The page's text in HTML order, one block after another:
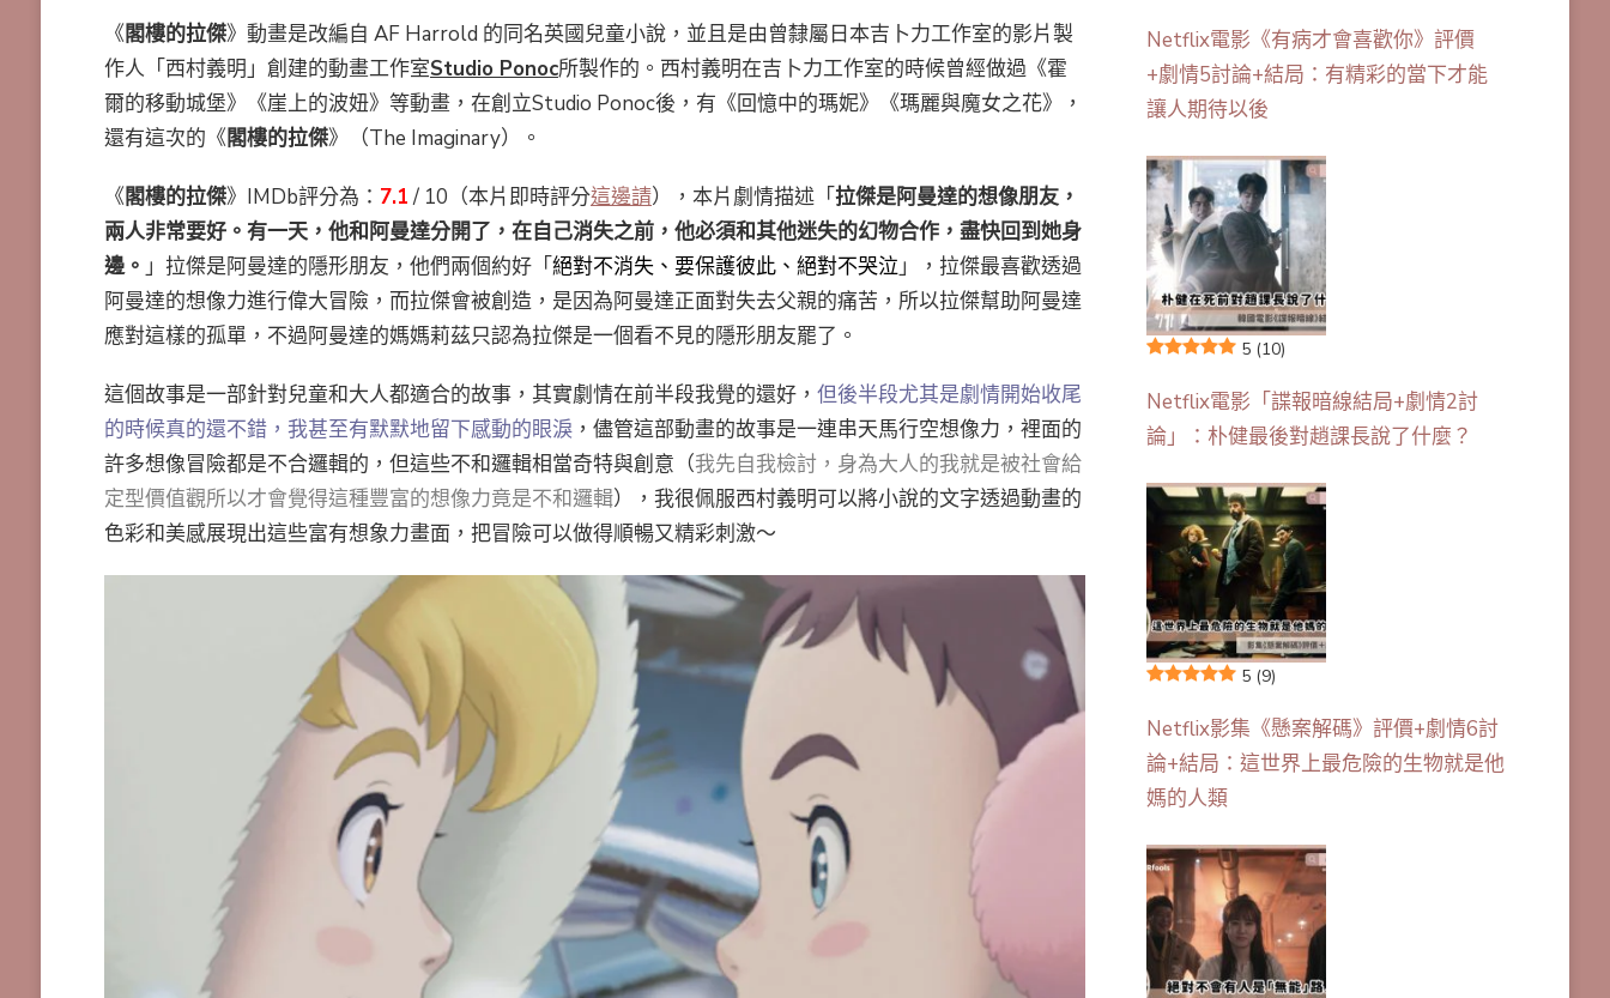
《閣樓的拉傑》動畫是改編自 AF Harrold 的同名英國兒童小說，並且是由曾隸屬日本吉卜力工作室的影片製
作人「西村義明」創建的動畫工作室Studio Ponoc所製作的。西村義明在吉卜力工作室的時候曾經做過《霍
爾的移動城堡》《崖上的波妞》等動畫，在創立Studio Ponoc後，有《回憶中的瑪妮》《瑪麗與魔女之花》，
還有這次的《閣樓的拉傑》（The Imaginary）。
《閣樓的拉傑》IMDb評分為： 7.1/ 10（本片即時評分這邊請），本片劇情描述「拉傑是阿曼達的想像朋友，
兩人非常要好。有一天，他和阿曼達分開了，在自己消失之前，他必須和其他迷失的幻物合作，盡快回到她身
邊。 」拉傑是阿曼達的隱形朋友，他們兩個約好「絕對不消失、要保護彼此、絕對不哭泣」，拉傑最喜歡透過
阿曼達的想像力進行偉大冒險，而拉傑會被創造，是因為阿曼達正面對失去父親的痛苦，所以拉傑幫助阿曼達
應對這樣的孤單，不過阿曼達的媽媽莉茲只認為拉傑是一個看不見的隱形朋友罷了。
這個故事是一部針對兒童和大人都適合的故事，其實劇情在前半段我覺的還好， 但後半段尤其是劇情開始收尾
的時候真的還不錯，我甚至有默默地留下感動的眼淚，儘管這部動畫的故事是一連串天馬行空想像力，裡面的
許多想像冒險都是不合邏輯的，但這些不和邏輯相當奇特與創意（我先自我檢討，身為大人的我就是被社會給
定型價值觀所以才會覺得這種豐富的想像力竟是不和邏輯），我很佩服西村義明可以將小說的文字透過動畫的
色彩和美感展現出這些富有想象力畫面，把冒險可以做得順暢又精彩刺激～
Netflix電影《有病才會喜歡你》評價
+劇情5討論+結局：有精彩的當下才能
讓人期待以後
5 (10)
Netflix電影「諜報暗線結局+劇情2討
論」：朴健最後對趙課長說了什麼？
5 (9)
Netflix影集《懸案解碼》評價+劇情6討
論+結局：這世界上最危險的生物就是他
媽的人類